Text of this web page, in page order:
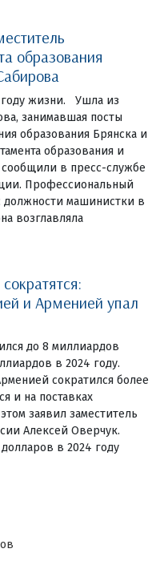
образования
году жизни. Ушла из
занимавшая посты
образования Брянска и
образования и
сообщили в пресс-службе
Профессиональный
должности машинистки в
возглавляла
и Арменией упал
до 8 миллиардов
в 2024 году.
сократился более
и на поставках
заявил заместитель
Алексей Оверчук.
в 2024 году